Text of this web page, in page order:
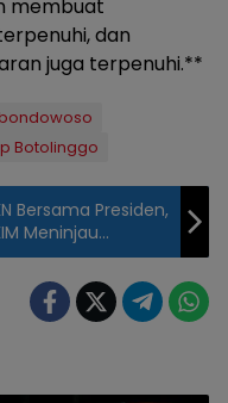
membuat
dan
juga terpenuhi.**
bondowoso
Botolinggo
Bersama Presiden,
Meninjau